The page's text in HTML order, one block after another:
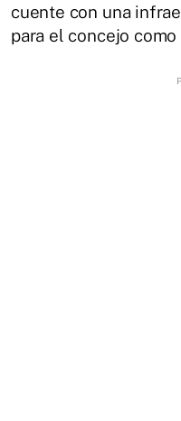
cuente con una
para el concejo